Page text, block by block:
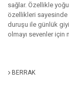
sağlar. Özellikle
özellikleri sayesinde
duruşu ile günlük
olmayı sevenler için
BERRAK